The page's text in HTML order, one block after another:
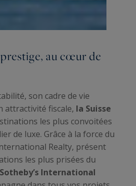
au cœur de
son cadre de vie
attractivité fiscale, la Suisse
les plus convoitées
de luxe. Grâce à la force du
Realty, présent
les plus prisées du
International